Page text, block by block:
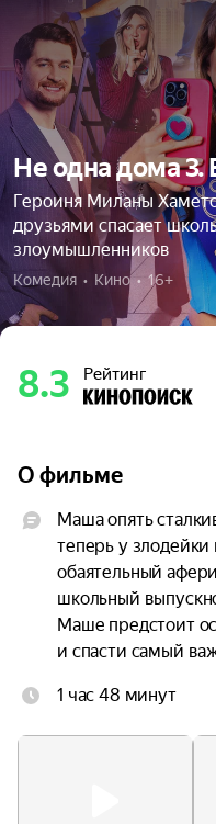
Не одна дома 3.
Героиня Миланы
друзьями спасает
злоумышленников
Комедия  •  Кино  •  16+
8.3 Рейтинг
О фильме
Маша опять
теперь у
обаятельный
школьный
Маше предстоит
и спасти самый
1 час 48 минут